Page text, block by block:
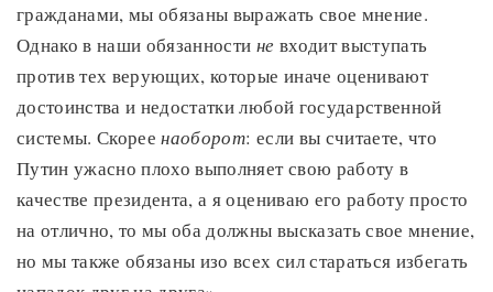
гражданами, мы обязаны выражать свое мнение.
Однако в наши обязанности не входит выступать
против тех верующих, которые иначе оценивают
достоинства и недостатки любой государственной
системы. Скореенаоборот: если вы считаете, что
Путин ужасно плохо выполняет свою работу в
качестве президента, а я оцениваю его работу просто
на отлично, то мы оба должны высказать свое мнение,
но мы также обязаны изо всех сил стараться избегать